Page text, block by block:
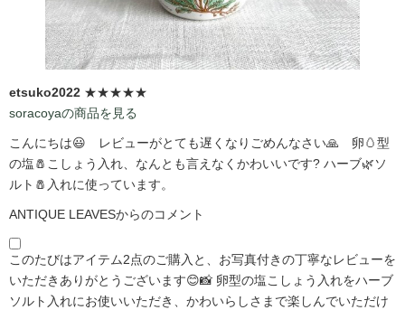
etsuko2022 ★★★★★
soracoyaの商品を見る
こんにちは😃 レビューがとても遅くなりごめんなさい🙏 卵🥚型
の塩🧂こしょう入れ、なんとも言えなくかわいいです?️ ハーブ🌿ソ
ルト🧂入れに使っています。
ANTIQUE LEAVESからのコメント
このたびはアイテム2点のご購入と、お写真付きの丁寧なレビューを
いただきありがとうございます😊📸 卵型の塩こしょう入れをハーブ
ソルト入れにお使いいただき、かわいらしさまで楽しんでいただけ